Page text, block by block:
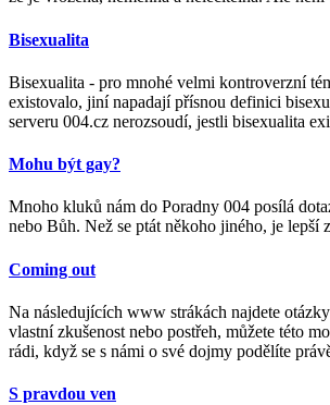
Bisexualita
Bisexualita - pro mnohé velmi kontroverzní
existovalo, jiní napadají přísnou definici
serveru 004.cz nerozsoudí, jestli bisexualita
Mohu být gay?
Mnoho kluků nám do Poradny 004 posílá
nebo Bůh. Než se ptát někoho jiného, je lepší
Coming out
Na následujících www strákách najdete
vlastní zkušenost nebo postřeh, můžete této
rádi, když se s námi o své dojmy podělíte
S pravdou ven